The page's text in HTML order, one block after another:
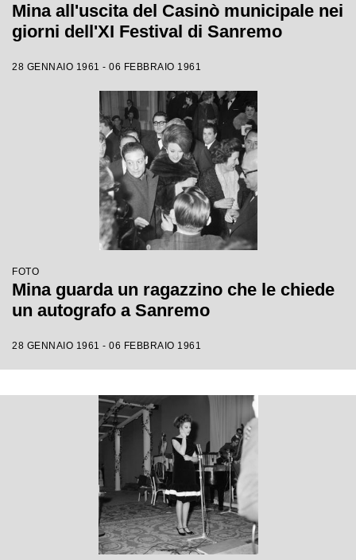
Mina all'uscita del Casinò municipale nei
giorni dell'XI Festival di Sanremo
28 GENNAIO 1961 - 06 FEBBRAIO 1961
FOTO
Mina guarda un ragazzino che le chiede
un autografo a Sanremo
28 GENNAIO 1961 - 06 FEBBRAIO 1961